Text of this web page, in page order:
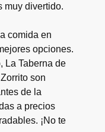
muy divertido.
comida en
opciones.
La Taberna de
son
de la
a precios
¡No te